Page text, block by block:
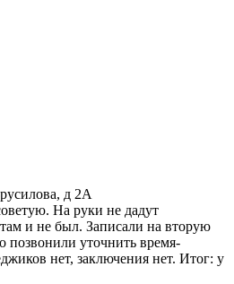
д 2А
На руки не дадут
и не был. Записали на вторую
позвонили уточнить время-
нет, заключения нет. Итог: у